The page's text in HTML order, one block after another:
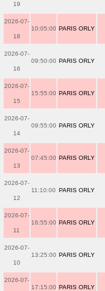
19
2026-07-
18
10:05:00 PARIS ORLY
2026-07-
16
09:50:00 PARIS ORLY
2026-07-
15
15:55:00 PARIS ORLY
2026-07-
14
09:55:00 PARIS ORLY
2026-07-
13
07:45:00 PARIS ORLY
2026-07-
12
11:10:00 PARIS ORLY
2026-07-
11
16:55:00 PARIS ORLY
2026-07-
10
13:25:00 PARIS ORLY
2026-07-
17:15:00 PARIS ORLY